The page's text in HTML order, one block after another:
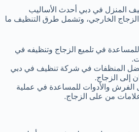
المنزل في دبي أحدث الأساليب
الزجاج الخارجي، وتشمل طرق التنظيف ما
للمساعدة في تلميع الزجاج وتنظيفه في
المنظفات في شركة تنظيف في دبي
إلى الزجاج.
والأدوات للمساعدة في عملية
من على الزجاج.